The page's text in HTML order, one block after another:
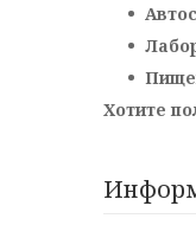
Хотите